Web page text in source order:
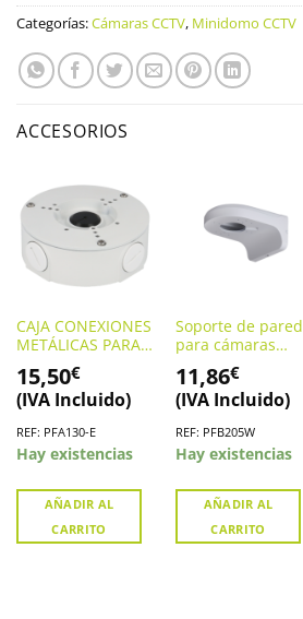
Categorías:Cámaras CCTV, Minidomo CCTV
ACCESORIOS
CAJA CONEXIONES
METÁLICAS PARA
CÁMARAS
(PFA130-E)
15,50€
(IVA Incluido)
REF: PFA130-E
Hay existencias
AÑADIR AL
CARRITO
Soporte de pared
para cámaras
domo DAHUA.
PFB205W
11,86€
(IVA Incluido)
REF: PFB205W
Hay existencias
AÑADIR AL
CARRITO